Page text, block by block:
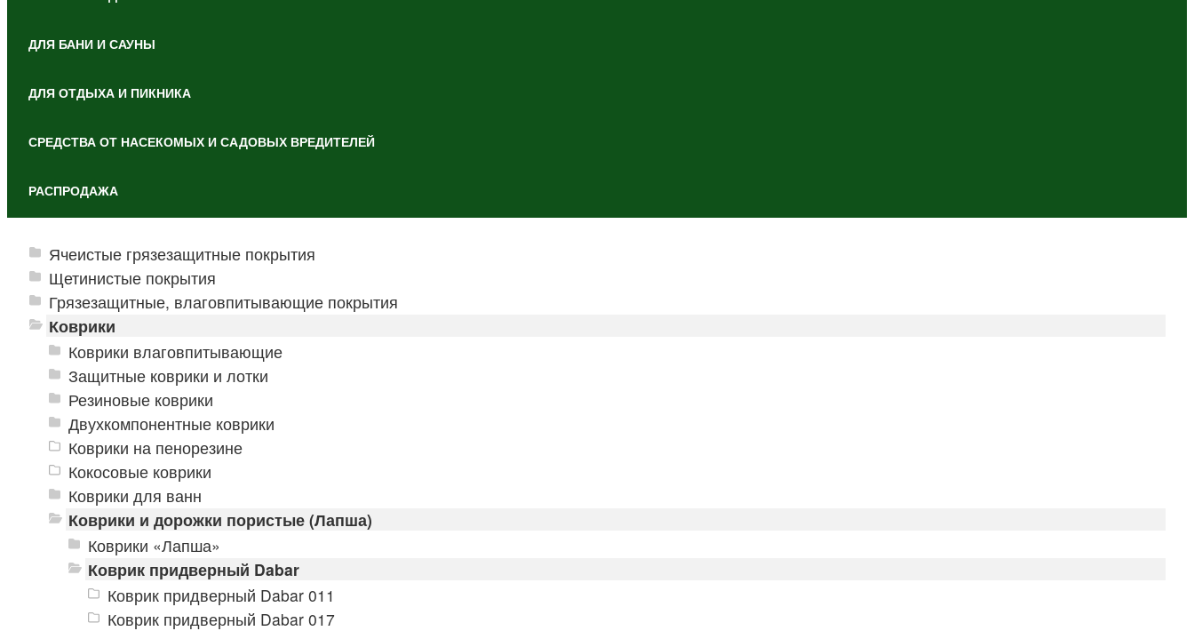
ДЛЯ БАНИ И САУНЫ
ДЛЯ ОТДЫХА И ПИКНИКА
СРЕДСТВА ОТ НАСЕКОМЫХ И САДОВЫХ ВРЕДИТЕЛЕЙ
РАСПРОДАЖА
Ячеистые грязезащитные покрытия
Щетинистые покрытия
Грязезащитные, влаговпитывающие покрытия
Коврики
Коврики влаговпитывающие
Защитные коврики и лотки
Резиновые коврики
Двухкомпонентные коврики
Коврики на пенорезине
Кокосовые коврики
Коврики для ванн
Коврики и дорожки пористые (Лапша)
Коврики «Лапша»
Коврик придверный Dabar
Коврик придверный Dabar 011
Коврик придверный Dabar 017